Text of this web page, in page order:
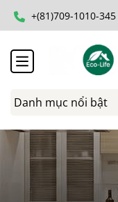
+(81)709-1010-345
Danh mục nổi bật